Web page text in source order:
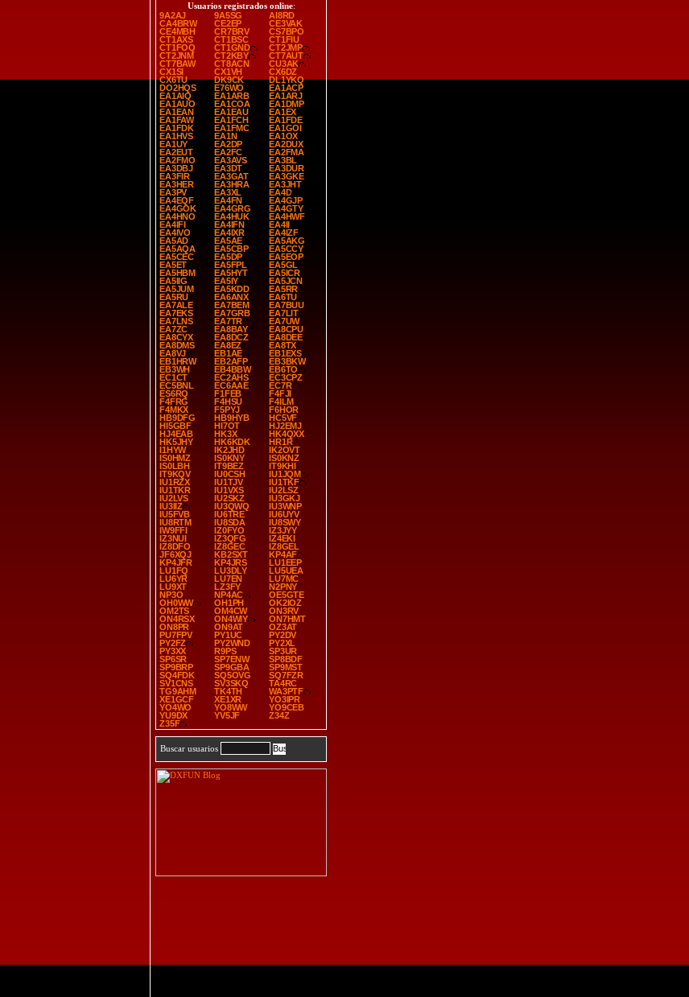
Usuarios registrados online:
9A2AJ
9A5SG
AI8RD
CA4BRW
CE2EP
CE3VAK
CE4MBH
CR7BRV
CS7BPO
CT1AXS
CT1BSC
CT1FIU
CT1FOQ
CT1GND
CT2JMP
CT2JNM
CT2KBY
CT7AUT
CT7BAW
CT8ACN
CU3AK
CX1SI
CX1VH
CX6DZ
CX6TU
DK9CK
DL1YKQ
DO2HQS
E76WO
EA1ACP
EA1AIQ
EA1ARB
EA1ARJ
EA1AUO
EA1COA
EA1DMP
EA1EAN
EA1EAU
EA1EX
EA1FAW
EA1FCH
EA1FDE
EA1FDK
EA1FMC
EA1GOI
EA1HVS
EA1N
EA1OX
EA1UY
EA2DP
EA2DUX
EA2EUT
EA2FC
EA2FMA
EA2FMO
EA3AVS
EA3BL
EA3DBJ
EA3DT
EA3DUR
EA3FIR
EA3GAT
EA3GKE
EA3HER
EA3HRA
EA3JHT
EA3PV
EA3XL
EA4D
EA4EQF
EA4FN
EA4GJP
EA4GOK
EA4GRG
EA4GTY
EA4HNO
EA4HUK
EA4HWF
EA4IFI
EA4IFN
EA4II
EA4IVO
EA4IXR
EA4IZF
EA5AD
EA5AE
EA5AKG
EA5AQA
EA5CBP
EA5CCY
EA5CEC
EA5DP
EA5EOP
EA5ET
EA5FPL
EA5GL
EA5HBM
EA5HYT
EA5ICR
EA5IIG
EA5IY
EA5JCN
EA5JUM
EA5KDD
EA5RR
EA5RU
EA6ANX
EA6TU
EA7ALE
EA7BEM
EA7BUU
EA7EKS
EA7GRB
EA7LIT
EA7LNS
EA7TR
EA7UW
EA7ZC
EA8BAY
EA8CPU
EA8CYX
EA8DCZ
EA8DEE
EA8DMS
EA8EZ
EA8TX
EA8VJ
EB1AE
EB1EXS
EB1HRW
EB2AFP
EB3BKW
EB3WH
EB4BBW
EB6TO
EC1CT
EC2AHS
EC3CPZ
EC5BNL
EC6AAE
EC7R
ES6RQ
F1FEB
F4FJI
F4FRG
F4HSU
F4ILM
F4MKX
F5PYJ
F6HOR
HB9DFG
HB9HYB
HC5VF
HI5GBF
HI7OT
HJ2EMJ
HJ4EAB
HK3X
HK4QXX
HK5JHY
HK6KDK
HR1R
I1HYW
IK2JHD
IK2OVT
IS0HMZ
IS0KNY
IS0KNZ
IS0LBH
IT9BEZ
IT9KHI
IT9KQV
IU0CSH
IU1JQM
IU1RZX
IU1TJV
IU1TKF
IU1TKR
IU1VXS
IU2LSZ
IU2LVS
IU2SKZ
IU3GKJ
IU3IIZ
IU3QWQ
IU3WNP
IU5FVB
IU6TRE
IU6UYV
IU8RTM
IU8SDA
IU8SWY
IW9FFI
IZ0FYO
IZ3JYY
IZ3NUI
IZ3QFG
IZ4EKI
IZ8DFO
IZ8GEC
IZ8GEL
JF6XQJ
KB2SXT
KP4AF
KP4JFR
KP4JRS
LU1EEP
LU1FQ
LU3DLY
LU5UEA
LU6YR
LU7EN
LU7MC
LU9XT
LZ3FY
N2PNY
NP3O
NP4AC
OE5GTE
OH0WW
OH1PH
OK2IOZ
OM2TS
OM4CW
ON3RV
ON4RSX
ON4WIY
ON7HMT
ON8PR
ON9AT
OZ3AT
PU7FPV
PY1UC
PY2DV
PY2FZ
PY2WND
PY2XL
PY3XX
R9PS
SP3UR
SP6SR
SP7ENW
SP8BDF
SP9BRP
SP9GBA
SP9MST
SQ4FDK
SQ5OVG
SQ7FZR
SV1CNS
SV3SKQ
TA4RC
TG9AHM
TK4TH
WA3PTF
XE1GCF
XE1XR
YO3IPR
YO4WO
YO8WW
YO9CEB
YU9DX
YV5JF
Z34Z
Z35F
Buscar usuarios